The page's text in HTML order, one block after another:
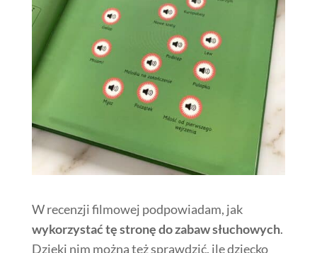
W recenzji filmowej podpowiadam, jak
wykorzystać tę stronę do zabaw słuchowych.
Dzięki nim można też sprawdzić, ile dziecko